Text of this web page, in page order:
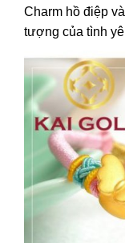
Charm hồ điệp
tượng của tình